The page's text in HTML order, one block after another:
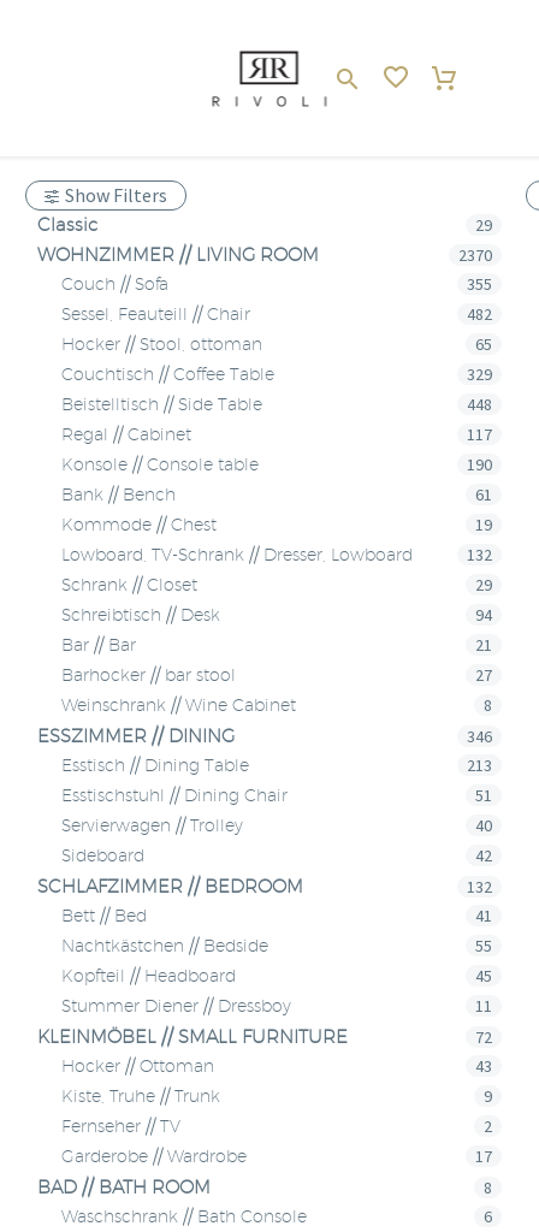
Show Filters
Classic 29
WOHNZIMMER // LIVING ROOM 2370
Couch // Sofa 355
Sessel, Feauteill // Chair 482
Hocker // Stool, ottoman 65
Couchtisch // Coffee Table 329
Beistelltisch // Side Table 448
Regal // Cabinet 117
Konsole // Console table 190
Bank // Bench 61
Kommode // Chest 19
Lowboard, TV-Schrank // Dresser, Lowboard 132
Schrank // Closet 29
Schreibtisch // Desk 94
Bar // Bar 21
Barhocker // bar stool 27
Weinschrank // Wine Cabinet 8
ESSZIMMER // DINING 346
Esstisch // Dining Table 213
Esstischstuhl // Dining Chair 51
Servierwagen // Trolley 40
Sideboard 42
SCHLAFZIMMER // BEDROOM 132
Bett // Bed 41
Nachtkästchen // Bedside 55
Kopfteil // Headboard 45
Stummer Diener // Dressboy 11
KLEINMÖBEL // SMALL FURNITURE 72
Hocker // Ottoman 43
Kiste, Truhe // Trunk 9
Fernseher // TV 2
Garderobe // Wardrobe 17
BAD // BATH ROOM 8
Waschschrank // Bath Console 6